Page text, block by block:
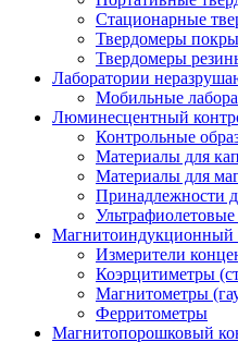
Стационарные
Твердомеры
Твердомеры
Лаборатории
Мобильные
Люминесцентный
Контрольные
Материалы для
Материалы для
Принадлежности
Магнитоиндукционный
Измерители
Коэрцитиметры
Магнитометры
Ферритометры
Магнитопорошковый